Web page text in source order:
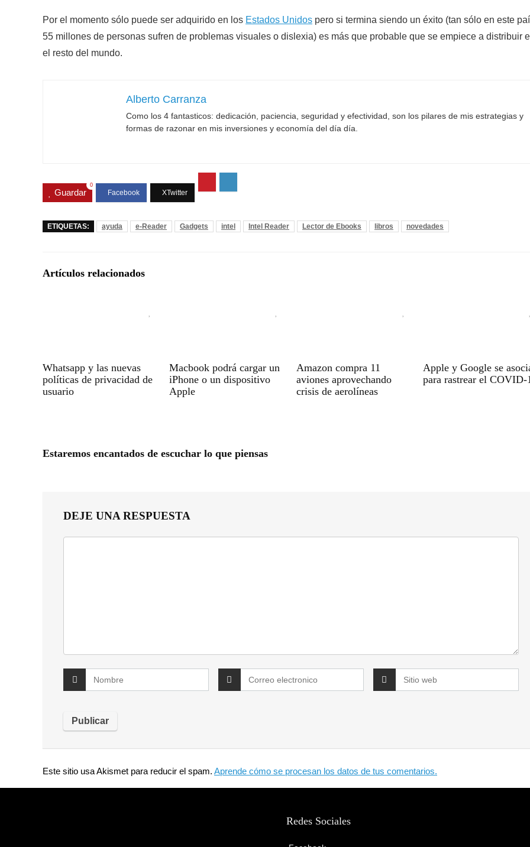
Por el momento sólo puede ser adquirido en los Estados Unidos pero si termina siendo un éxito (tan sólo en este
55 millones de personas sufren de problemas visuales o dislexia) es más que probable que se empiece a distribuir
el resto del mundo.
Alberto Carranza
Como los 4 fantasticos: dedicación, paciencia, seguridad y efectividad, son los pilares de mis estrategias y
formas de razonar en mis inversiones y economía del día día.
Guardar
0
ETIQUETAS: ayuda e-Reader Gadgets intel Intel Reader Lector de Ebooks libros novedades
Artículos relacionados
Whatsapp y las nuevas
políticas de privacidad de
usuario
Macbook podrá cargar un
iPhone o un dispositivo
Apple
Amazon compra 11
aviones aprovechando
crisis de aerolíneas
Apple y Google se
para rastrear el COVID-
Estaremos encantados de escuchar lo que piensas
DEJE UNA RESPUESTA
Este sitio usa Akismet para reducir el spam. Aprende cómo se procesan los datos de tus comentarios.
Redes Sociales